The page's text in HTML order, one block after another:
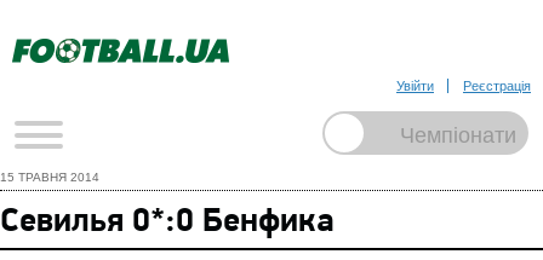
Увійти Реєстрація
15 ТРАВНЯ 2014
Севилья 0*:0 Бенфика